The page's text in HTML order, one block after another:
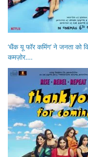
‘थैंक यू फॉर कमिंग’ ने जनता को
कमज़ोर….